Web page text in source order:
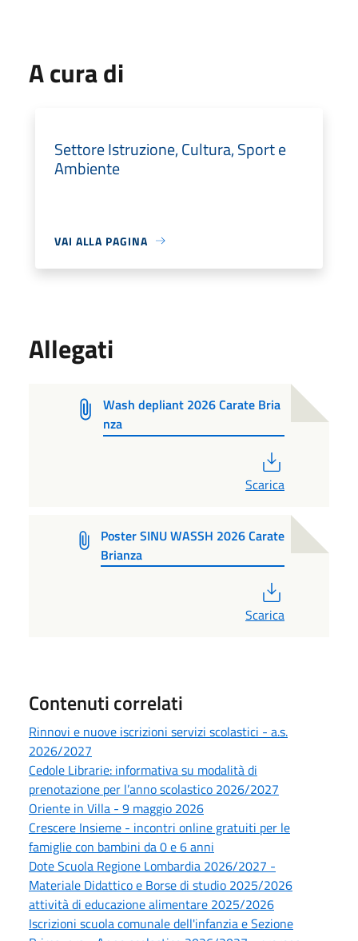
A cura di
Settore Istruzione, Cultura, Sport e
Ambiente
VAI ALLA PAGINA
Allegati
Wash depliant 2026 Carate Bria
nza
Scarica
Poster SINU WASSH 2026 Carate
Brianza
Scarica
Contenuti correlati
Rinnovi e nuove iscrizioni servizi scolastici - a.s.
2026/2027
Cedole Librarie: informativa su modalità di
prenotazione per l’anno scolastico 2026/2027
Oriente in Villa - 9 maggio 2026
Crescere Insieme - incontri online gratuiti per le
famiglie con bambini da 0 e 6 anni
Dote Scuola Regione Lombardia 2026/2027 -
Materiale Didattico e Borse di studio 2025/2026
attività di educazione alimentare 2025/2026
Iscrizioni scuola comunale dell'infanzia e Sezione